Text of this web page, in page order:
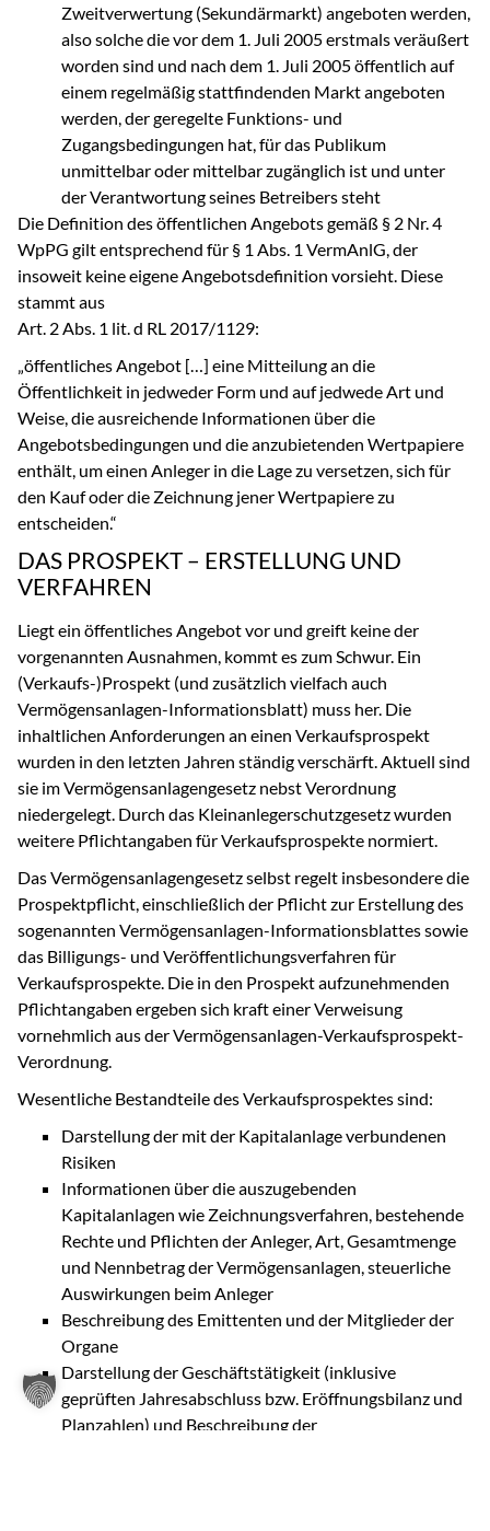
Zweitverwertung (Sekundärmarkt) angeboten werden,
also solche die vor dem 1. Juli 2005 erstmals veräußert
worden sind und nach dem 1. Juli 2005 öffentlich auf
einem regelmäßig stattfindenden Markt angeboten
werden, der geregelte Funktions- und
Zugangsbedingungen hat, für das Publikum
unmittelbar oder mittelbar zugänglich ist und unter
der Verantwortung seines Betreibers steht
Die Definition des öffentlichen Angebots gemäß § 2 Nr. 4
WpPG gilt entsprechend für § 1 Abs. 1 VermAnlG, der
insoweit keine eigene Angebotsdefinition vorsieht. Diese
stammt aus
Art. 2 Abs. 1 lit. d RL 2017/1129:
„öffentliches Angebot […] eine Mitteilung an die
Öffentlichkeit in jedweder Form und auf jedwede Art und
Weise, die ausreichende Informationen über die
Angebotsbedingungen und die anzubietenden Wertpapiere
enthält, um einen Anleger in die Lage zu versetzen, sich für
den Kauf oder die Zeichnung jener Wertpapiere zu
entscheiden.“
DAS PROSPEKT – ERSTELLUNG UND
VERFAHREN
Liegt ein öffentliches Angebot vor und greift keine der
vorgenannten Ausnahmen, kommt es zum Schwur. Ein
(Verkaufs-)Prospekt (und zusätzlich vielfach auch
Vermögensanlagen-Informationsblatt) muss her. Die
inhaltlichen Anforderungen an einen Verkaufsprospekt
wurden in den letzten Jahren ständig verschärft. Aktuell sind
sie im Vermögensanlagengesetz nebst Verordnung
niedergelegt. Durch das Kleinanlegerschutzgesetz wurden
weitere Pflichtangaben für Verkaufsprospekte normiert.
Das Vermögensanlagengesetz selbst regelt insbesondere die
Prospektpflicht, einschließlich der Pflicht zur Erstellung des
sogenannten Vermögensanlagen-Informationsblattes sowie
das Billigungs- und Veröffentlichungsverfahren für
Verkaufsprospekte. Die in den Prospekt aufzunehmenden
Pflichtangaben ergeben sich kraft einer Verweisung
vornehmlich aus der Vermögensanlagen-Verkaufsprospekt-
Verordnung.
Wesentliche Bestandteile des Verkaufsprospektes sind:
Darstellung der mit der Kapitalanlage verbundenen
Risiken
Informationen über die auszugebenden
Kapitalanlagen wie Zeichnungsverfahren, bestehende
Rechte und Pflichten der Anleger, Art, Gesamtmenge
und Nennbetrag der Vermögensanlagen, steuerliche
Auswirkungen beim Anleger
Beschreibung des Emittenten und der Mitglieder der
Organe
Darstellung der Geschäftstätigkeit (inklusive
geprüften Jahresabschluss bzw. Eröffnungsbilanz und
Planzahlen) und Beschreibung der